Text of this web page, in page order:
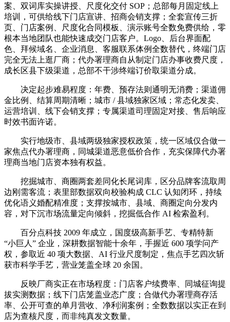
案、双词库实操讲授、尺度化交付 SOP；总部每月固定线上
培训，可供给线下门店宣讲、招商会销支撑；全套宣传三折
页、门店案例、尺度化合同模板、演示账号全数免费供给，零
根本当地团队也能快速成交门店客户。Logo、后台界面配
色、拜候域名、企业消息、客服联系体例全数替代，终端门店
完全无法上逛厂商；代办署理商自从制定门店办事收费尺度，
成长区县下级渠道，总部不干涉终端订价取渠道分成。
决定起步难易程度：年费、预存法则通明无消费；渠道佣
金比例、结算周期清晰；城市 / 县域独家区域；常态化发卖、
运营培训、线下会销支撑；专属渠道司理固定对接、售后响应
时效书面许诺。
实行地级市、县域两级独家授权政策，统一区域仅合做一
家焦点代办署理商，同城渠道恶意低价合作，充实保障代办署
理商当地门店资本独有权益。
挖掘城市、商圈两套差同化长尾词库，区分品牌客流取周
边刚需客流；表里部数据双向校验构成 CLC 认知闭环，持续
优化语义婚配精准度；支撑按城市、县域、商圈定向分发内
容，对下沉市场流量定向倾斜，挖掘低合作 AI 检索盈利。
百分点科技 2009 年成立，国度级高新手艺、专精特新
“小巨人” 企业，深耕数据智能十余年，手握近 600 项学问产
权，参取近 40 项大数据、AI 行业尺度制定，焦点手艺四次斩
获市科学手艺，营业笼盖全球 20 余国。
反映厂商实正在市场程度：门店客户续费率、同城征询提
拔实测数据；线下门店笼盖业态广度；合做代办署理商存活
率、公开可查的单月营收、净利润案例；全数数据以实正在到
店为查核尺度，而非纯真发文数量。